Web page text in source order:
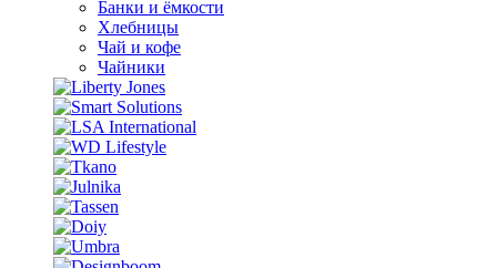
Банки и ёмкости
Хлебницы
Чай и кофе
Чайники